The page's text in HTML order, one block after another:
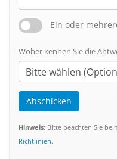
Ein oder
Woher kennen Sie die
Abschicken
Hinweis: Bitte beachten Sie
Richtlinien.